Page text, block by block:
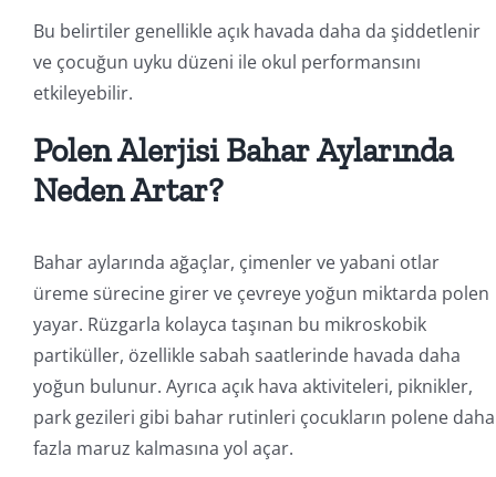
Bu belirtiler genellikle açık havada daha da şiddetlenir
ve çocuğun uyku düzeni ile okul performansını
etkileyebilir.
Polen Alerjisi Bahar Aylarında
Neden Artar?
Bahar aylarında ağaçlar, çimenler ve yabani otlar
üreme sürecine girer ve çevreye yoğun miktarda polen
yayar. Rüzgarla kolayca taşınan bu mikroskobik
partiküller, özellikle sabah saatlerinde havada daha
yoğun bulunur. Ayrıca açık hava aktiviteleri, piknikler,
park gezileri gibi bahar rutinleri çocukların polene daha
fazla maruz kalmasına yol açar.